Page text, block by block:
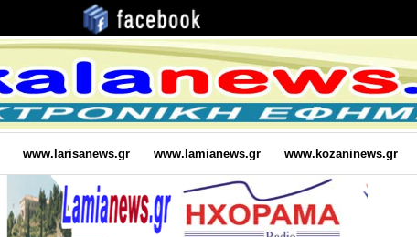
www.larisanews.gr www.lamianews.gr www.kozaninews.gr